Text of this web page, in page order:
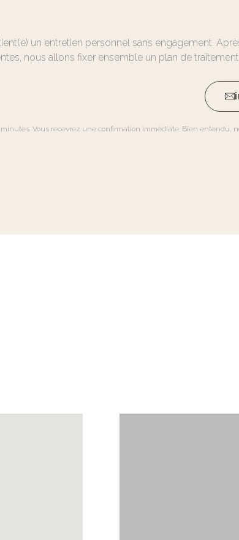
un entretien personnel sans engagement.
nous allons fixer ensemble un plan de
Vous recevrez une confirmation immédiate. Bien entendu,